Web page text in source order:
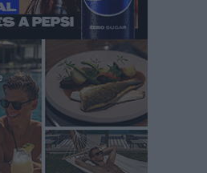
τουρίστες – Πάνω από 1 εκατ.
ημερομηνίες των
περιόδου